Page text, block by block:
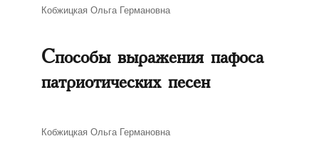
Автор
Кобжицкая Ольга Германовна
Способы выражения пафоса
патриотических песен
Автор
Кобжицкая Ольга Германовна